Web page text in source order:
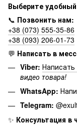
Выберите
📞 Позвонить нам:
+38 (073) 555-35-86
+38 (093) 206-01-73
💬 Написать в
Viber: Написать
видео товара!
WhatsApp:
Telegram:
✨ Консультация в